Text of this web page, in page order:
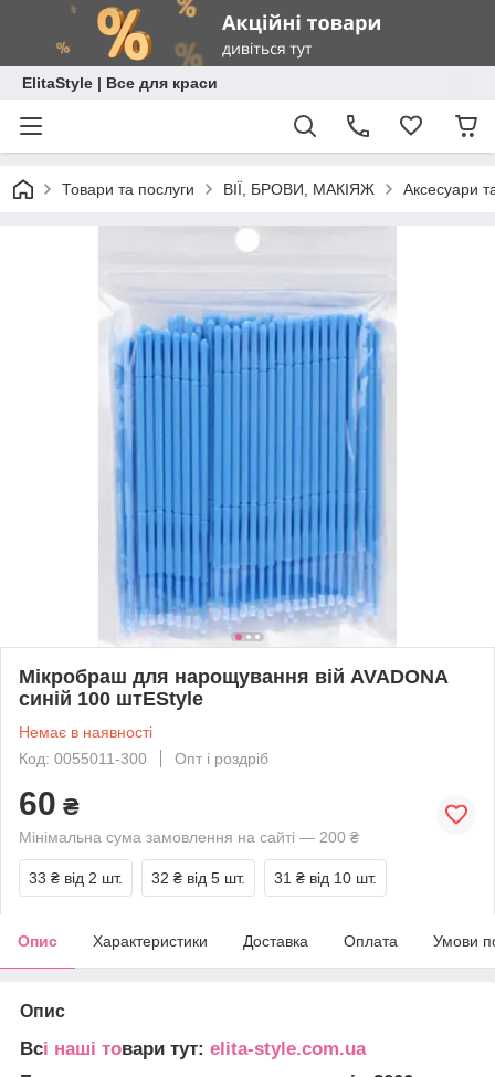
ElitaStyle | Все для краси
Товари та послуги ВІЇ, БРОВИ, МАКІЯЖ Аксесуари
Мікробраш для нарощування вій AVADONA
синій 100 штEStyle
Немає в наявності
Код: 0055011-300
Опт і роздріб
60 ₴
Мінімальна сума замовлення на сайті — 200 ₴
33 ₴ від 2 шт. 32 ₴ від 5 шт. 31 ₴ від 10 шт.
Опис Характеристики Доставка Оплата Умови
Опис
Всі наші товари тут: elita-style.com.ua